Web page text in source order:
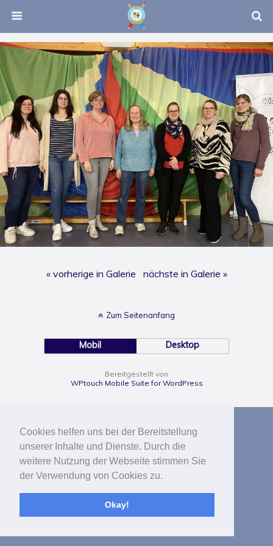
Cookies helfen uns bei der Bereitstellung
unserer Inhalte und Dienste. Durch die
weitere Nutzung der Webseite stimmen Sie
der Verwendung von Cookies zu.
Okay!
« vorherige in Galerie nächste in Galerie »
Zum Seitenanfang
Mobil Desktop
Bereitgestellt von
WPtouch Mobile Suite for WordPress